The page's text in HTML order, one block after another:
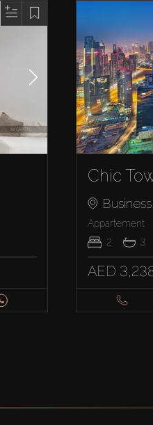
Chic
Appartement
2
3
AED